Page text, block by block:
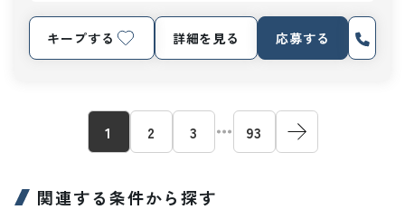
キープする 詳細を見る 応募する
1 2 3 93
関連する条件から探す